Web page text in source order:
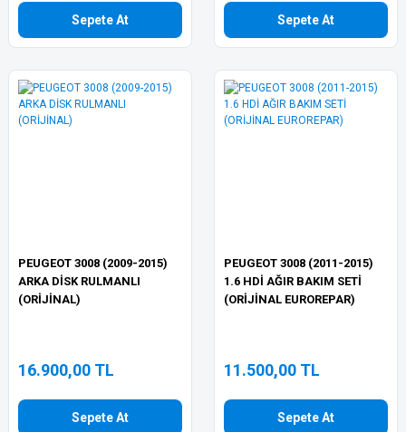
Sepete At Sepete At
PEUGEOT 3008 (2009-2015)
ARKA DİSK RULMANLI
(ORİJİNAL)
16.900,00 TL
Sepete At
PEUGEOT 3008 (2011-2015)
1.6 HDİ AĞIR BAKIM SETİ
(ORİJİNAL EUROREPAR)
11.500,00 TL
Sepete At